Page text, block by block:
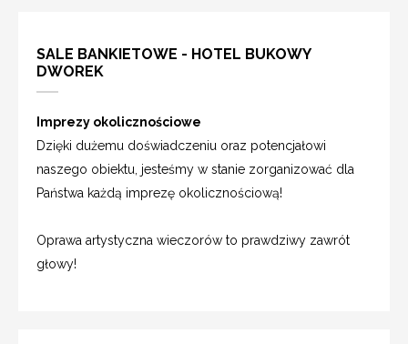
SALE BANKIETOWE - HOTEL BUKOWY
DWOREK
Imprezy okolicznościowe
Dzięki dużemu doświadczeniu oraz potencjałowi
naszego obiektu, jesteśmy w stanie zorganizować dla
Państwa każdą imprezę okolicznościową!
Oprawa artystyczna wieczorów to prawdziwy zawrót
głowy!